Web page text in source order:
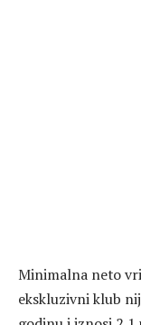
Minimalna neto
ekskluzivni klub